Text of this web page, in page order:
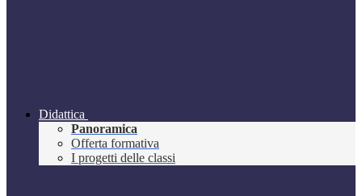
Didattica
Panoramica
Offerta formativa
I progetti delle classi